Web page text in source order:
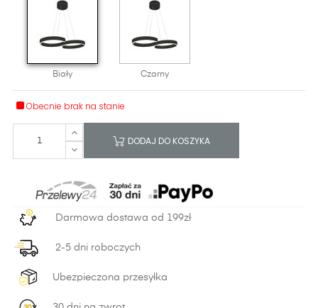
Biały Czarny
Obecnie brak na stanie
DODAJ DO KOSZYKA
Darmowa dostawa od 199zł
2-5 dni roboczych
Ubezpieczona przesyłka